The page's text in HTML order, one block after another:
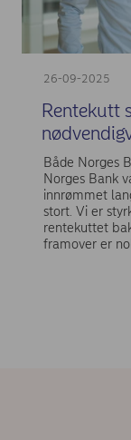
26-09-2025
Rentekutt
Både Norges
Norges Bank
innrømmet
stort. Vi er
rentekuttet
framover er